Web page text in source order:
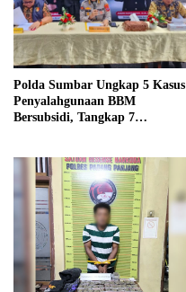
Polda Sumbar Ungkap 5 Kasus
Penyalahgunaan BBM
Bersubsidi, Tangkap 7